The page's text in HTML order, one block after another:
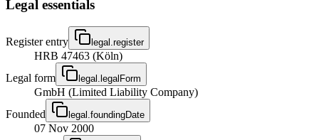
Legal essentials
Register entry legal.register
HRB 47463 (Köln)
Legal form
legal.legalForm
GmbH (Limited Liability Company)
Founded
legal.foundingDate
07 Nov 2000